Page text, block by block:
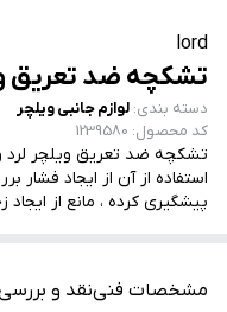
lord
تشکچه ضد تعریق
دسته بندی: لوازم جانبی ویلچر
کد محصول:
1239580
تشکچه ضد تعریق ویلچر
استفاده از آن از ایجاد
پیشگیری کرده ، مانع از
مشخصات فنینقد و